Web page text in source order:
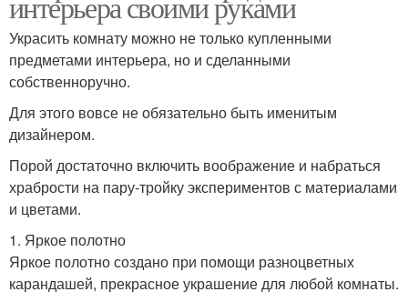
Украсить комнату можно не только купленными
предметами интерьера, но и сделанными
собственноручно.
Для этого вовсе не обязательно быть именитым
дизайнером.
Порой достаточно включить воображение и набраться
храбрости на пару-тройку экспериментов с материалами
и цветами.
1. Яркое полотно
Яркое полотно создано при помощи разноцветных
карандашей, прекрасное украшение для любой комнаты.